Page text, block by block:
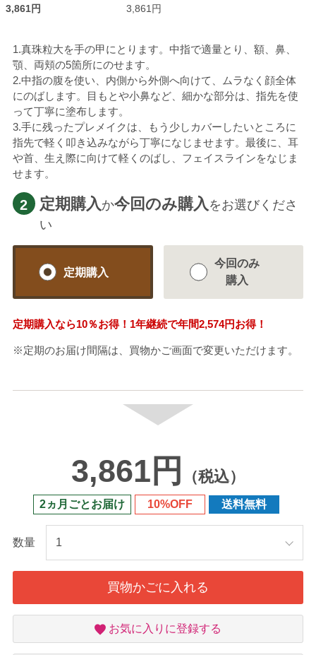
3,861円
3,861円
1.真珠粒大を手の甲にとります。中指で適量とり、額、鼻、
顎、両頬の5箇所にのせます。
2.中指の腹を使い、内側から外側へ向けて、ムラなく顔全体
にのばします。目もとや小鼻など、細かな部分は、指先を使
って丁寧に塗布します。
3.手に残ったプレメイクは、もう少しカバーしたいところに
指先で軽く叩き込みながら丁寧になじませます。最後に、耳
や首、生え際に向けて軽くのばし、フェイスラインをなじま
せます。
2 定期購入 か今回のみ購入 をお選びくださ
い
定期購入
今回のみ
購入
定期購入なら10％お得！1年継続で年間2,574円お得！
※定期のお届け間隔は、買物かご画面で変更いただけます。
3,861円 （税込）
2ヵ月ごとお届け 10%OFF 送料無料
数量
買物かごに入れる
おお気に入りに登録する